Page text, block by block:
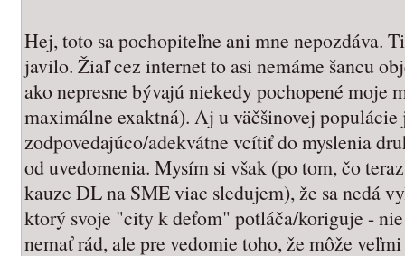
Hej, toto sa pochopiteľne ani mne nepozdáva.
javilo. Žiaľ cez internet to asi nemáme šancu
ako nepresne bývajú niekedy pochopené moje
maximálne exaktná). Aj u väčšinovej populácie
zodpovedajúco/adekvátne vcítiť do myslenia
od uvedomenia. Mysím si však (po tom, čo
kauze DL na SME viac sledujem), že sa nedá
ktorý svoje "city k deťom" potláča/koriguje -
nemať rád, ale pre vedomie toho, že môže